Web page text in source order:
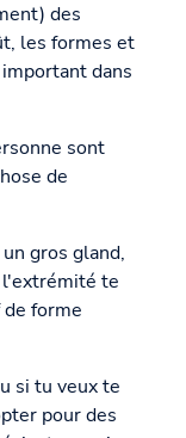
des
les formes et
dans
sont
de
gros gland,
l'extrémité te
forme
si tu veux te
pour des